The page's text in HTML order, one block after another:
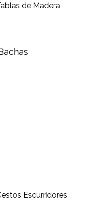
de Madera
Escurridores